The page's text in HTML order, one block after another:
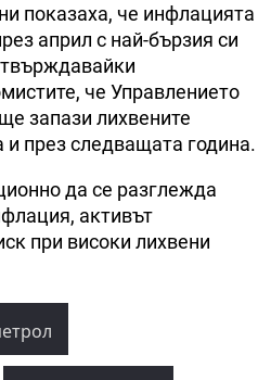
показаха, че инфлацията
април с най-бързия си
че Управлението
запази лихвените
през следващата година.
да се разглежда
активът
при високи лихвени